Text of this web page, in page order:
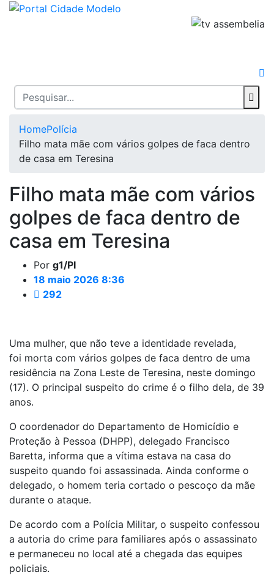
HomePolícia
Filho mata mãe com vários golpes de faca dentro
de casa em Teresina
Filho mata mãe com vários
golpes de faca dentro de
casa em Teresina
Por g1/PI
18 maio 2026 8:36
292
Uma mulher, que não teve a identidade revelada,
foi morta com vários golpes de faca dentro de uma
residência na Zona Leste de Teresina, neste domingo
(17). O principal suspeito do crime é o filho dela, de 39
anos.
O coordenador do Departamento de Homicídio e
Proteção à Pessoa (DHPP), delegado Francisco
Baretta, informa que a vítima estava na casa do
suspeito quando foi assassinada. Ainda conforme o
delegado, o homem teria cortado o pescoço da mãe
durante o ataque.
De acordo com a Polícia Militar, o suspeito confessou
a autoria do crime para familiares após o assassinato
e permaneceu no local até a chegada das equipes
policiais.